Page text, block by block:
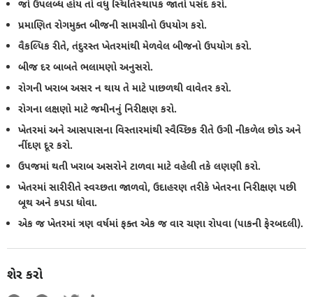
જો ઉપલબ્ધ હોય તો વધુ સ્થિતિસ્થાપક જાતો પસંદ કરો.
પ્રમાણિત રોગમુક્ત બીજની સામગ્રીનો ઉપયોગ કરો.
વૈકલ્પિક રીતે, તંદુરસ્ત ખેતરમાંથી મેળવેલ બીજનો ઉપયોગ કરો.
બીજ દર બાબતે ભલામણો અનુસરો.
રોગની ખરાબ અસર ન થાય તે માટે પાછળથી વાવેતર કરો.
રોગના લક્ષણો માટે જમીનનું નિરીક્ષણ કરો.
ખેતરમાં અને આસપાસના વિસ્તારમાંથી સ્વૈચ્છિક રીતે ઉગી નીકળેલ છોડ અને
નીંદણ દૂર કરો.
ઉપજમાં થતી ખરાબ અસરોને ટાળવા માટે વહેલી તકે લણણી કરો.
ખેતરમાં સારીરીતે સ્વચ્છતા જાળવો, ઉદાહરણ તરીકે ખેતરના નિરીક્ષણ પછી
બૂથ અને કપડા ધોવા.
એક જ ખેતરમાં ત્રણ વર્ષમાં ફક્ત એક જ વાર ચણા રોપવા (પાકની ફેરબદલી).
શેર કરો